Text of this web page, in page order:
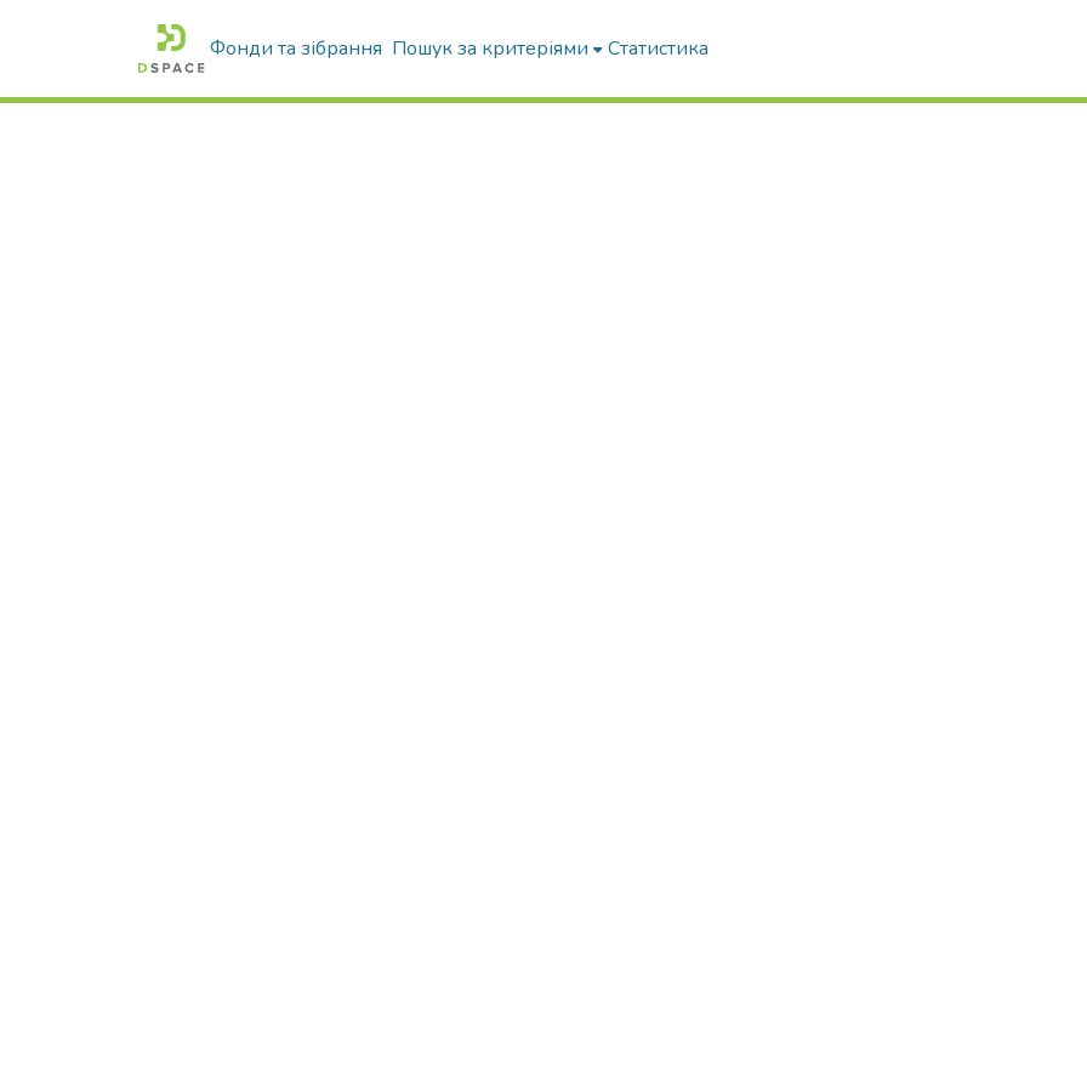
Фонди та зібрання Пошук за критеріями Статистика